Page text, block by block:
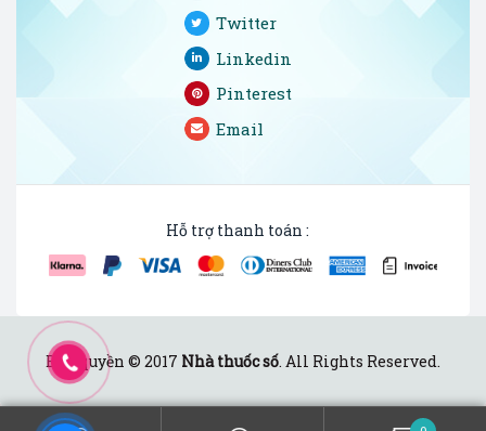
Twitter
Linkedin
Pinterest
Email
Hỗ trợ thanh toán :
Bản quyền © 2017 Nhà thuốc số. All Rights Reserved.